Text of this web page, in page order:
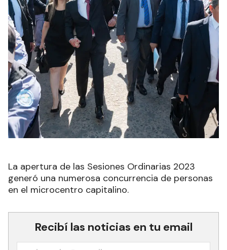
La apertura de las Sesiones Ordinarias 2023
generó una numerosa concurrencia de personas
en el microcentro capitalino.
Recibí las noticias en tu email